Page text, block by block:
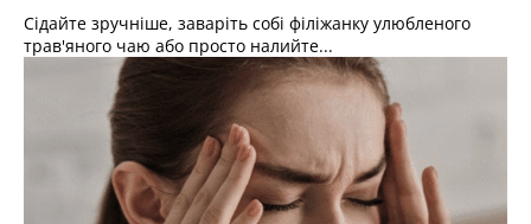
Сідайте зручніше, заваріть собі філіжанку улюбленого
трав'яного чаю або просто налийте...